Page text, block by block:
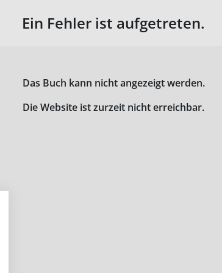
Ein Fehler ist aufgetreten.
Das Buch kann nicht angezeigt werden.
Die Website ist zurzeit nicht erreichbar.